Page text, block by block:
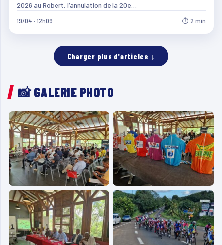
2026 au Robert, l’annulation de la 20e…
19/04 · 12h09 ⏱ 2 min
Charger plus d'articles ↓
📸 GALERIE PHOTO